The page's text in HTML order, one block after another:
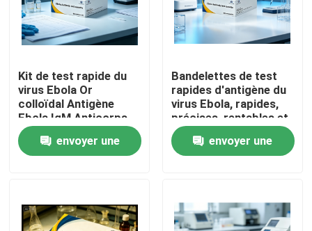
Maison
Produits
Kit de test rapide du
virus Ebola Or
colloïdal Antigène
Ebola IgM Anticorps
Cassette de test de
diagnostic pour le
dépistage d'urgence
envoyer une
Bandelettes de test
rapides d'antigène du
virus Ebola, rapides,
précises, rentables et
personnalisables Ne
fonctionnant pas en
machine avec la
envoyer une